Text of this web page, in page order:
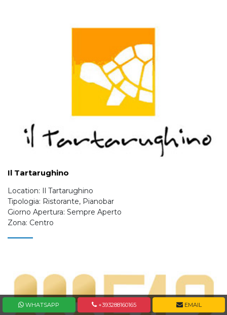
Il Tartarughino
Location: Il Tartarughino
Tipologia: Ristorante, Pianobar
Giorno Apertura: Sempre Aperto
Zona: Centro
WHATSAPP +393288160165 EMAIL